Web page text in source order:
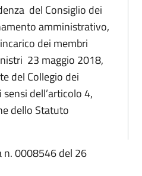
del Consiglio dei
amministrativo,
dei membri
23 maggio 2018,
del Collegio dei
dell’articolo 4,
dello Statuto
n. 0008546 del 26